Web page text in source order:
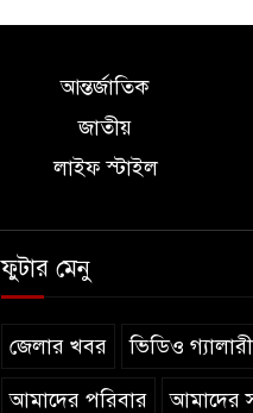
আন্তর্জাতিক
জাতীয়
লাইফ স্টাইল
ফুটার মেনু
জেলার খবর ভিডিও গ্যালারী
আমাদের পরিবার আমাদের